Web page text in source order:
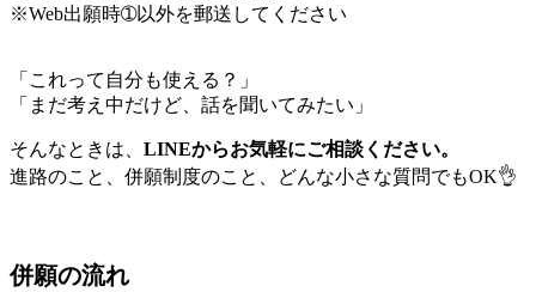
※Web出願時➀以外を郵送してください
「これって自分も使える？」
「まだ考え中だけど、話を聞いてみたい」
そんなときは、 LINEからお気軽にご相談ください。
進路のこと、併願制度のこと、どんな小さな質問でもOK👌
併願の流れ